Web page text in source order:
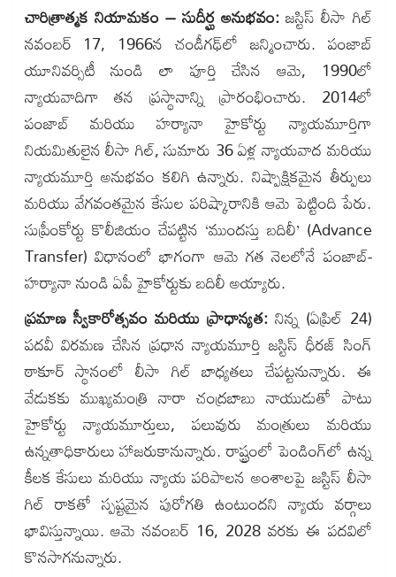
చారిత్రాత్మక నియామకం – సుదీర్ఘ అనుభవం:జస్టిస్ లీసా గిల్
నవంబర్ 17, 1966న చండీగఢ్‌లో జన్మించారు. పంజాబ్
యూనివర్సిటీ నుండి లా పూర్తి చేసిన ఆమె, 1990లో
న్యాయవాదిగా తన ప్రస్థానాన్ని ప్రారంభించారు. 2014లో
పంజాబ్ మరియు హర్యానా హైకోర్టు న్యాయమూర్తిగా
నియమితులైన లీసా గిల్, సుమారు 36 ఏళ్ల న్యాయవాద మరియు
న్యాయమూర్తి అనుభవం కలిగి ఉన్నారు. నిష్పాక్షికమైన తీర్పులు
మరియు వేగవంతమైన కేసుల పరిష్కారానికి ఆమె పెట్టింది పేరు.
సుప్రీంకోర్టు కొలీజియం చేపట్టిన ‘ముందస్తు బదిలీ’ (Advance
Transfer) విధానంలో భాగంగా ఆమె గత నెలలోనే పంజాబ్-
హర్యానా నుండి ఏపీ హైకోర్టుకు బదిలీ అయ్యారు.
ప్రమాణ స్వీకారోత్సవం మరియు ప్రాధాన్యత:నిన్న (ఏప్రిల్ 24)
పదవీ విరమణ చేసిన ప్రధాన న్యాయమూర్తి జస్టిస్ ధీరజ్ సింగ్
ఠాకూర్ స్థానంలో లీసా గిల్ బాధ్యతలు చేపట్టనున్నారు. ఈ
వేడుకకు ముఖ్యమంత్రి నారా చంద్రబాబు నాయుడుతో పాటు
హైకోర్టు న్యాయమూర్తులు, పలువురు మంత్రులు మరియు
ఉన్నతాధికారులు హాజరుకానున్నారు. రాష్ట్రంలో పెండింగ్‌లో ఉన్న
కీలక కేసులు మరియు న్యాయ పరిపాలన అంశాలపై జస్టిస్ లీసా
గిల్ రాకతో స్పష్టమైన పురోగతి ఉంటుందని న్యాయ వర్గాలు
భావిస్తున్నాయి. ఆమె నవంబర్ 16, 2028 వరకు ఈ పదవిలో
కొనసాగనున్నారు.